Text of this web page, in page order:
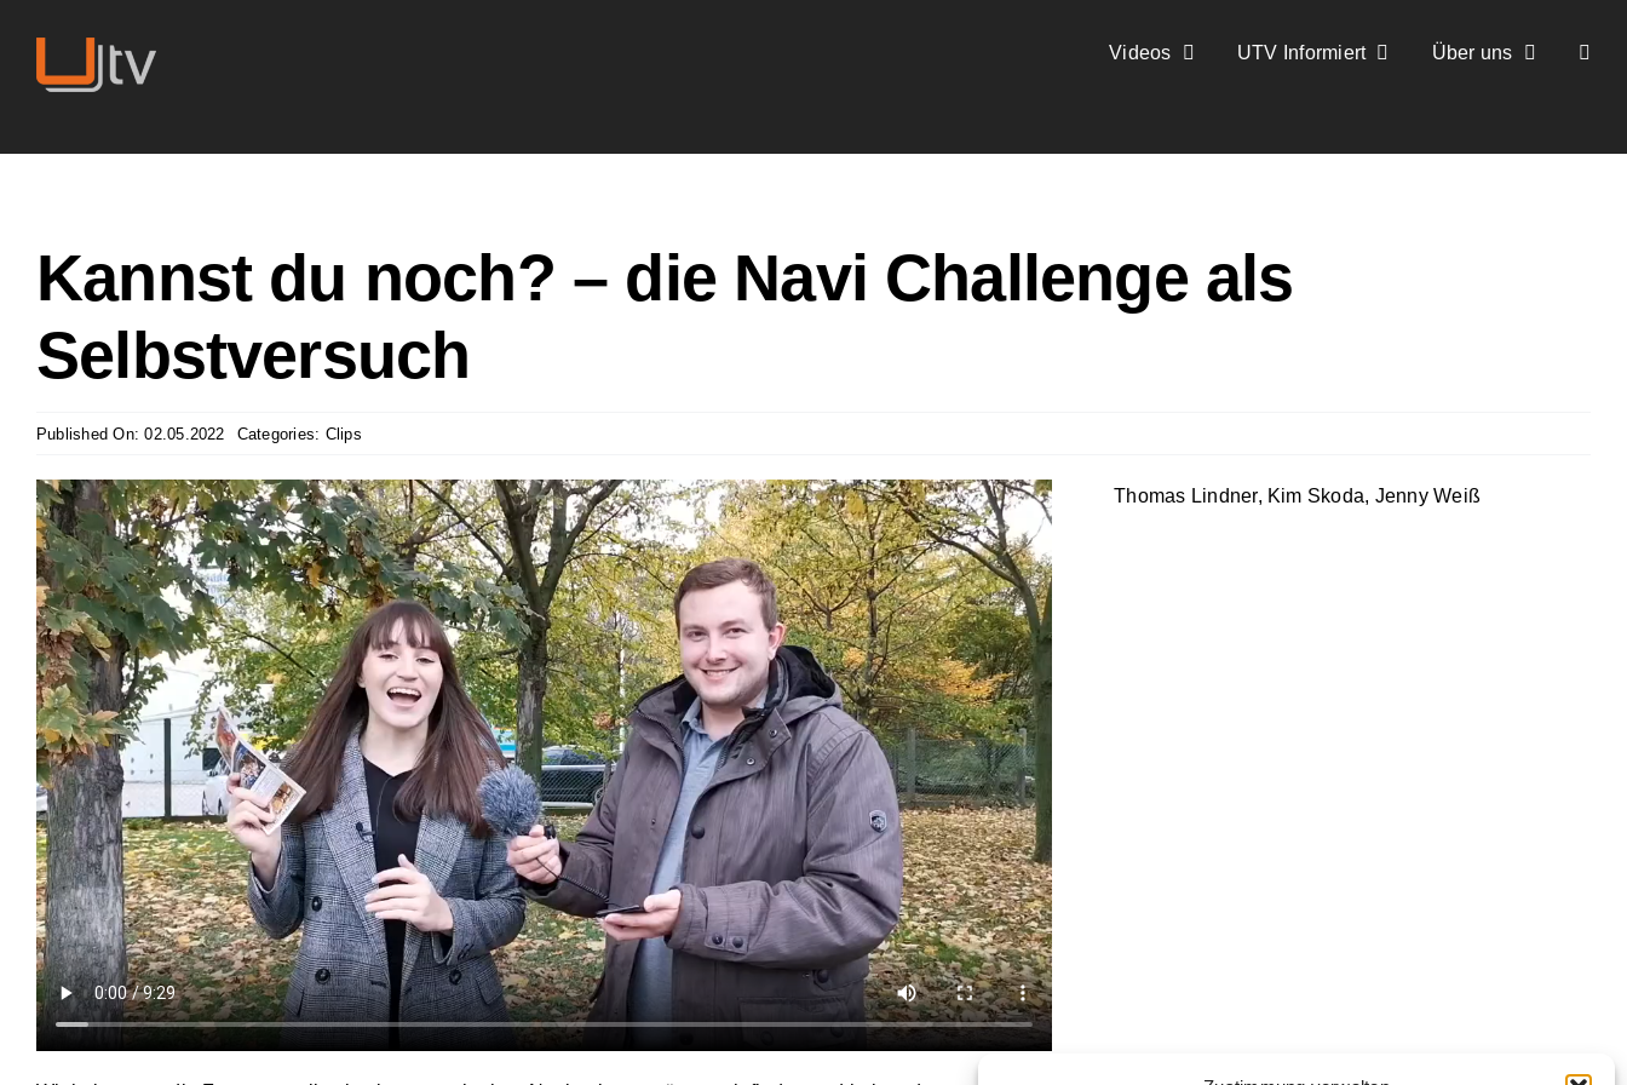
content
Videos UTV Informiert Über uns
Kannst du noch? – die Navi Challenge als
Selbstversuch
Published On: 02.05.2022 Categories: Clips
Thomas Lindner, Kim Skoda, Jenny Weiß